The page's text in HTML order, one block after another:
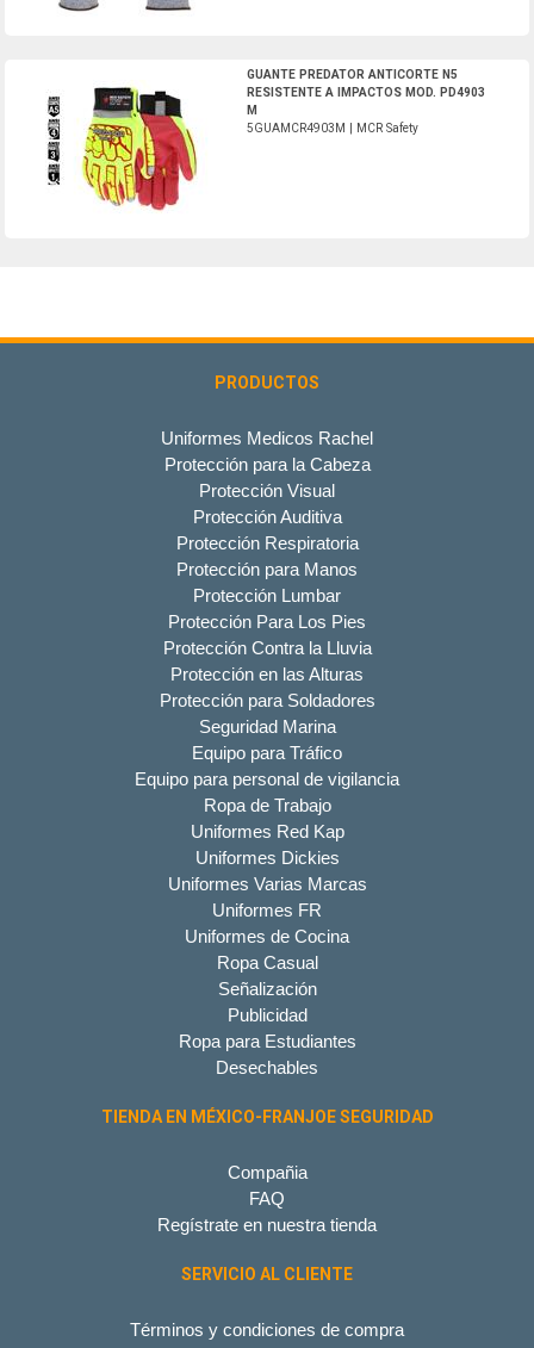
GUANTE PREDATOR ANTICORTE N5
RESISTENTE A IMPACTOS MOD. PD4903
M
5GUAMCR4903M | MCR Safety
PRODUCTOS
Uniformes Medicos Rachel
Protección para la Cabeza
Protección Visual
Protección Auditiva
Protección Respiratoria
Protección para Manos
Protección Lumbar
Protección Para Los Pies
Protección Contra la Lluvia
Protección en las Alturas
Protección para Soldadores
Seguridad Marina
Equipo para Tráfico
Equipo para personal de vigilancia
Ropa de Trabajo
Uniformes Red Kap
Uniformes Dickies
Uniformes Varias Marcas
Uniformes FR
Uniformes de Cocina
Ropa Casual
Señalización
Publicidad
Ropa para Estudiantes
Desechables
TIENDA EN MÉXICO-FRANJOE SEGURIDAD
Compañia
FAQ
Regístrate en nuestra tienda
SERVICIO AL CLIENTE
Términos y condiciones de compra